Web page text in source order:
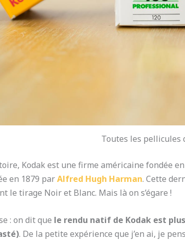
Toutes les pellicules
Kodak est une firme américaine fondée
en 1879 parAlfred Hugh Harman. Cette
le tirage Noir et Blanc. Mais là on s’égare !
: on dit que le rendu natif de Kodak est
. De la petite expérience que j’en ai, je